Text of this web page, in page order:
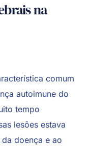
na
comum
autoimune do
tempo
lesões estava
doença e ao